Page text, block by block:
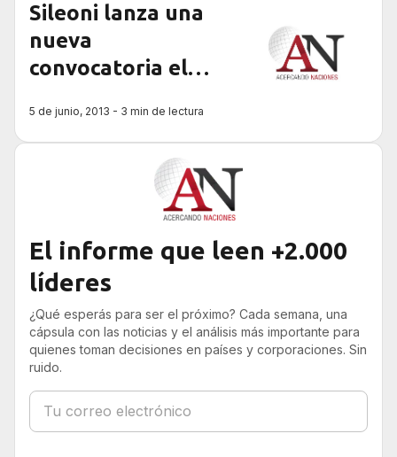
Sileoni lanza una
nueva
convocatoria el
accesibilidad a las
universidades
5 de junio, 2013 - 3 min de lectura
El informe que leen +2.000
líderes
¿Qué esperás para ser el próximo? Cada semana, una
cápsula con las noticias y el análisis más importante para
quienes toman decisiones en países y corporaciones. Sin
ruido.